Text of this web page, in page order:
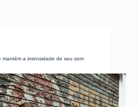
mantém a intensidade de seu som